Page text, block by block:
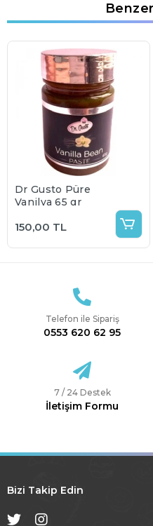
Dr Gusto Püre
Vanilya 65 gr
150,00 TL
Telefon ile Sipariş
0553 620 62 95
7 / 24 Destek
İletişim Formu
Bizi Takip Edin